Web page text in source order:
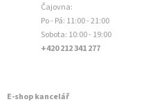
Čajovna:
Po - Pá: 11:00 - 21:00
Sobota: 10:00 - 19:00
+420 212 341 277
E-shop kancelář